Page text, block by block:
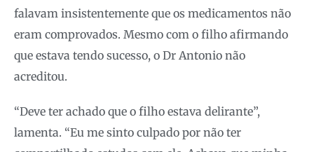
falavam insistentemente que os medicamentos não
eram comprovados. Mesmo com o filho afirmando
que estava tendo sucesso, o Dr Antonio não
acreditou.
“Deve ter achado que o filho estava delirante”,
lamenta. “Eu me sinto culpado por não ter